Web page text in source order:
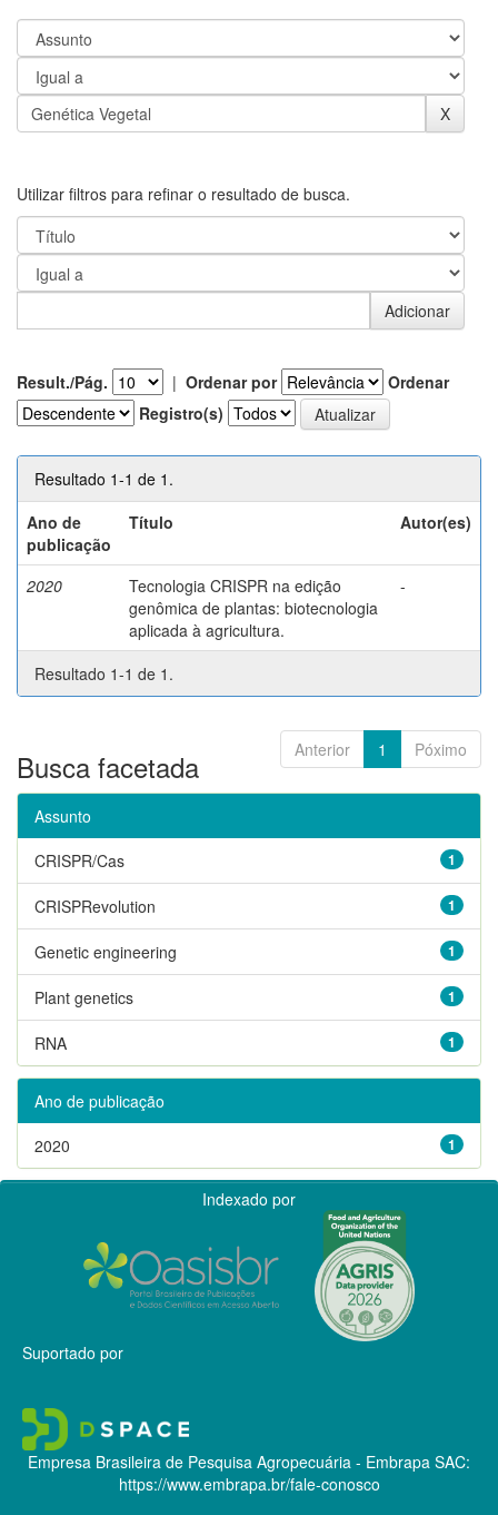
Utilizar filtros para refinar o resultado de busca.
Result./Pág. | Ordenar por
Ordenar
Registro(s)
Resultado 1-1 de 1.
Ano de
publicação
Título Autor(es)
2020
Tecnologia CRISPR na edição
genômica de plantas: biotecnologia
aplicada à agricultura.
-
Resultado 1-1 de 1.
Anterior 1 Póximo
Busca facetada
Assunto
1
CRISPR/Cas
1
CRISPRevolution
1
Genetic engineering
1
Plant genetics
1
RNA
Ano de publicação
1
2020
Indexado por
Suportado por
Empresa Brasileira de Pesquisa Agropecuária - Embrapa SAC:
https://www.embrapa.br/fale-conosco